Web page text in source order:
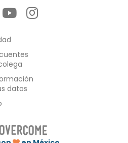
datos